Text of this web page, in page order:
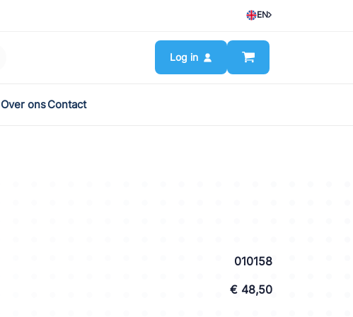
EN
Log in
Over onsContact
010158
€ 48,50